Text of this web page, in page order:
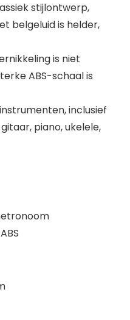
stijlontwerp,
belgeluid is helder,
is niet
ABS-schaal is
inclusief
piano, ukelele,